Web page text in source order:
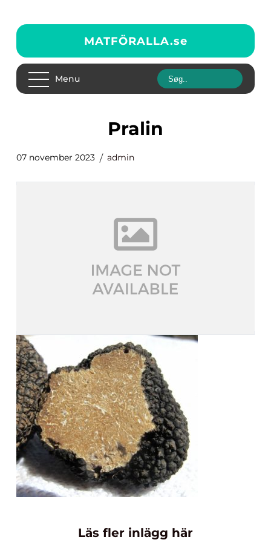
MATFÖRALLA.se
Menu
pralin
07 november 2023 admin
Läs fler inlägg här